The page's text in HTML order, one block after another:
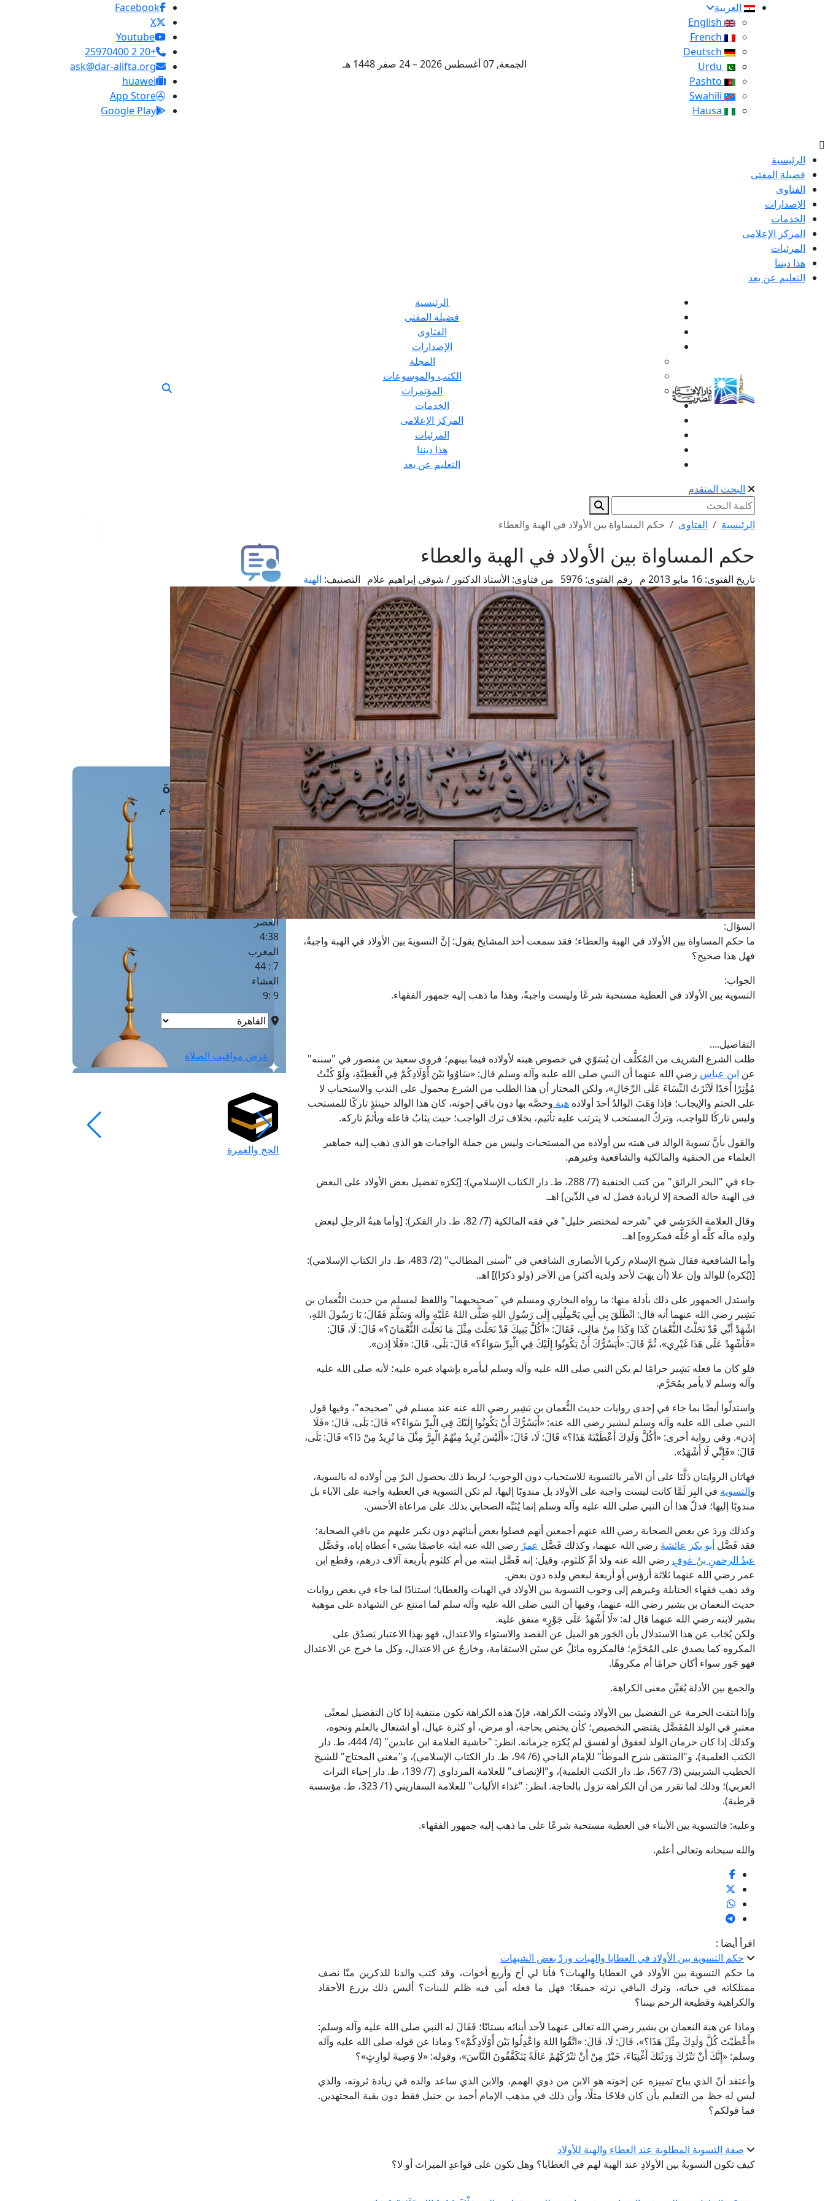
العربية
الجمعة, 07 أغسطس 2026 – 24 صفر 1448 هـ
Facebook
X
Youtube
+20 2 25970400
ask@dar-alifta.org
huawei
App Store
Google Play
الرئيسية
فضيلة المفتى
الفتاوى
الإصدارات
الخدمات
المركز الإعلامى
المرئيات
هذا ديننا
التعليم عن بعد
الرئيسية
فضيلة المفتى
الفتاوى
الإصدارات
المجلة
الكتب والموسوعات
المؤتمرات
الخدمات
المركز الإعلامى
المرئيات
هذا ديننا
التعليم عن بعد
البحث المتقدم
الرئيسية الفتاوى حكم المساواة بين الأولاد في الهبة والعطاء
حكم المساواة بين الأولاد في الهبة والعطاء
تاريخ الفتوى: رقم الفتوى: من فتاوى: الأستاذ الدكتور / شوقي إبراهيم علام التصنيف: الهبة
السؤال:
ما حكم المساواة بين الأولاد في الهبة والعطاء؛ فقد سمعت أحد المشايخ يقول: إنَّ التسويةَ بين الأولاد في الهبة واجبةٌ،
فهل هذا صحيح؟
الجواب:
التسوية بين الأولاد في العطية مستحبة شرعًا وليست واجبةً، وهذا ما ذهب إليه جمهور الفقهاء.
التفاصيل....
طلب الشرع الشريف من المُكلَّف أن يُسَوّي في خصوص هبته لأولاده فيما بينهم؛ فروى سعيد بن منصور في "سننه"
عن ابن عباس رضي الله عنهما أن النبي صلى الله عليه وآله وسلم قال: «سَاوُوا بَيْنَ أَوْلَادِكُمْ فِي الْعَطِيَّةِ، وَلَوْ كُنْتُ
مُؤْثِرًا أَحَدًا لَآثَرْتُ النِّسَاءَ عَلَى الرِّجَالِ»، ولكن المختار أن هذا الطلب من الشرع محمول على الندب والاستحباب لا
على الحتم والإيجاب؛ فإذا وَهَبَ الوالدُ أحدَ أولاده هبة وخصَّه بها دون باقي إخوته، كان هذا الوالد حينئذٍ تاركًا للمستحب
وليس تاركًا للواجب، وتركُ المستحب لا يترتب عليه تأثيم، بخلاف ترك الواجب؛ حيث يثابُ فاعله ويأثمُ تاركه.
والقول بأنَّ تسويةَ الوالد في هبته بين أولاده من المستحبات وليس من جملة الواجبات هو الذي ذهب إليه جماهير
العلماء من الحنفية والمالكية والشافعية وغيرهم.
جاء في "البحر الرائق" من كتب الحنفية (7/ 288، ط. دار الكتاب الإسلامي): [يُكرَه تفضيل بعض الأولاد على البعض
في الهبة حالة الصحة إلا لزيادة فضل له في الدِّين] اهـ.
وقال العلامة الخَرَشي في "شرحه لمختصر خليل" في فقه المالكية (7/ 82، ط. دار الفكر): [وأما هبةُ الرجلِ لبعض
ولدِه مالَه كلَّه أو جُلَّه فمكروه] اهـ.
وأما الشافعية فقال شيخ الإسلام زكريا الأنصاري الشافعي في "أسنى المطالب" (2/ 483، ط. دار الكتاب الإسلامي):
[(يُكره) للوالد وإن علا (أن يهَبَ لأحد ولديه أكثر) من الآخر (ولو ذكرًا)] اهـ.
واستدل الجمهور على ذلك بأدلة منها: ما رواه البخاري ومسلم في "صحيحيهما" واللفظ لمسلم من حديث النُّعمان بن
بَشِير رضي الله عنهما أنه قال: انْطَلَقَ بِي أَبِي يَحْمِلُنِي إِلَى رَسُولِ اللهِ صَلَّى اللهُ عَلَيْهِ وآله وَسَلَّمَ فَقَالَ: يَا رَسُولَ اللهِ،
اشْهَدْ أَنِّي قَدْ نَحَلْتُ النُّعْمَانَ كَذَا وَكَذَا مِنْ مَالِي، فَقَالَ: «أَكُلَّ بَنِيكَ قَدْ نَحَلْتَ مِثْلَ مَا نَحَلْتَ النُّعْمَانَ؟» قَالَ: لَا، قَالَ:
«فَأَشْهِدْ عَلَى هَذَا غَيْرِي»، ثُمَّ قَالَ: «أَيَسُرُّكَ أَنْ يَكُونُوا إِلَيْكَ فِي الْبِرِّ سَوَاءً؟» قَالَ: بَلَى، قَالَ: «فَلَا إِذن».
فلو كان ما فعله بَشِير حرامًا لم يكن النبي صلى الله عليه وآله وسلم ليأمره بإشهاد غيره عليه؛ لأنه صلى الله عليه
وآله وسلم لا يأمر بمُحَرَّم.
واستدلّوا أيضًا بما جاء في إحدى روايات حديث النُّعمان بن بَشِير رضي الله عنه عند مسلم في "صحيحه"، وفيها قول
النبي صلى الله عليه وآله وسلم لبشير رضي الله عنه: «أَيَسُرُّكَ أَنْ يَكُونُوا إِلَيْكَ فِي الْبِرِّ سَوَاءً؟» قَالَ: بَلَى، قَالَ: «فَلَا
إِذن». وفي رواية أخرى: «أَكُلَّ وَلَدِكَ أَعْطَيْتَهُ هَذَا؟» قَالَ: لَا، قَالَ: «أَلَيْسَ تُرِيدُ مِنْهُمُ الْبِرَّ مِثْلَ مَا تُرِيدُ مِنْ ذَا؟» قَالَ: بَلَى،
قَالَ: «فَإِنِّي لَا أَشْهَدُ».
فهاتان الروايتان دَلَّتَا على أن الأمر بالتسوية للاستحباب دون الوجوب؛ لربط ذلك بحصول البرّ مِن أولاده له بالسوية،
والتسوية في البِر لَمَّا كانت ليست واجبة على الأولاد بل مندوبًا إليها، لم تكن التسوية في العطية واجبة على الآباء بل
مندوبًا إليها؛ فدلّ هذا أن النبي صلى الله عليه وآله وسلم إنما يُنَبِّه الصحابي بذلك على مراعاة الأحسن.
وكذلك وردَ عن بعض الصحابة رضي الله عنهم أجمعين أنهم فضلوا بعض أبنائهم دون نكير عليهم من باقي الصحابة؛
فقد فَضَّل أبو بكر عائشةَ رضي الله عنهما، وكذلك فَضَّل عمرُ رضي الله عنه ابنَه عاصمًا بشيء أعطاه إياه، وفَضَّل
عبدُ الرحمنِ بنُ عوفٍ رضي الله عنه ولدَ أمِّ كلثوم، وقيل: إنه فَضَّل ابنته من أم كلثوم بأربعة آلاف درهم، وقطع ابن
عمر رضي الله عنهما ثلاثة أرؤس أو أربعة لبعض ولده دون بعض.
وقد ذهب فقهاء الحنابلة وغيرهم إلى وجوب التسوية بين الأولاد في الهبات والعطايا؛ استنادًا لما جاء في بعض روايات
حديث النعمان بن بشير رضي الله عنهما، وفيها أن النبي صلى الله عليه وآله سلم لما امتنع عن الشهادة على موهبة
بشير لابنه رضي الله عنهما قال له: «لَا أَشْهَدُ عَلَى جَوْرٍ» متفق عليه.
ولكن يُجَاب عن هذا الاستدلال بأن الجَور هو الميل عن القصد والاستواء والاعتدال، فهو بهذا الاعتبار يَصدُق على
المكروه كما يصدق على المُحَرَّم؛ فالمكروه مائلٌ عن سنَن الاستقامة، وخارجٌ عن الاعتدال، وكل ما خرج عن الاعتدال
فهو جَور سواء أكان حرامًا أم مكروهًا.
والجمع بين الأدلة يُعَيِّن معنى الكراهة.
وإذا انتفت الحرمة عن التفضيل بين الأولاد وثبتت الكراهة، فإنّ هذه الكراهة تكون منتفية إذا كان التفضيل لمعنًى
معتبرٍ في الولد المُفَضَّل يقتضي التخصيص؛ كأن يختص بحاجة، أو مرض، أو كثرة عيال، أو اشتغال بالعلم ونحوه،
وكذلك إذا كان حرمان الولد لعقوق أو لفسق لم يُكرَه حِرمانه. انظر: "حاشية العلامة ابن عابدين" (4/ 444، ط. دار
الكتب العلمية)، و"المنتقى شرح الموطأ" للإمام الباجي (6/ 94، ط. دار الكتاب الإسلامي)، و"مغني المحتاج" للشيخ
الخطيب الشربيني (3/ 567، ط. دار الكتب العلمية)، و"الإنصاف" للعلامة المرداوي (7/ 139، ط. دار إحياء التراث
العربي)؛ وذلك لما تقرر من أن الكراهة تزول بالحاجة. انظر: "غذاء الألباب" للعلامة السفاريني (1/ 323، ط. مؤسسة
قرطبة).
وعليه: فالتسوية بين الأبناء في العطية مستحبة شرعًا على ما ذهب إليه جمهور الفقهاء.
والله سبحانه وتعالى أعلم.
اقرأ أيضا :
حكم التسوية بين الأولاد في العطايا والهبات وردّ بعض الشبهات
ما حكم التسوية بين الأولاد في العطايا والهبات؟ فأنا لي أخ وأربع أخوات، وقد كتب والدنا للذكرين منّا نصف
ممتلكاته في حياته، وترك الباقي نرثه جميعًا؛ فهل ما فعله أبي فيه ظلم للبنات؟ أليس ذلك يزرع الأحقاد
والكراهية وقطيعة الرحم بيننا؟
وماذا عن هبة النعمان بن بشير رضي الله تعالى عنهما لأحد أبنائه بستانًا؛ فَقَالَ له النبي صلى الله عليه وآله وسلم:
«أَعْطَيْتَ كُلَّ وَلَدِكَ مِثْلَ هَذَا؟»، قَالَ: لَا، قَالَ: «اتَّقُوا اللهَ وَاعْدِلُوا بَيْنَ أَوْلَادِكُمْ»؟ وماذا عن قوله صلى الله عليه وآله
وسلم: «إِنَّكَ أَنْ تَتْرُكَ وَرَثَتَكَ أَغْنِيَاءَ، خَيْرٌ مِنْ أَنْ تَتْرُكَهُمْ عَالَةً يَتَكَفَّفُونَ النَّاسَ»، وقوله: «لا وَصِيةَ لوارِثٍ»؟
وأعتقد أنّ الذي يباح تمييزه عن إخوته هو الابن من ذوي الهمم، والابن الذي ساعد والده في زيادة ثروته، والذي
ليس له حظ من التعليم بأن كان فلاحًا مثلًا، وأن ذلك في مذهب الإمام أحمد بن حنبل فقط دون بقية المجتهدين.
فما قولكم؟
صفة التسوية المطلوبة عند العطاء والهبة للأولاد
كيف تكون التسويةُ بين الأولادِ عند الهبة لهم في العطايا؟ وهل تكون على قواعدِ الميراث أو لا؟
طلب فتوى
استعلام عن فتوى
حجز موعد
الفتوى الهاتفية
مَواقِيتُ الصَّـــلاة
القاهرة · 07 أغسطس 2026 م
الفجر
4 :41
الشروق
6 :17
الظهر
العصر
4:38
المغرب
7 : 44
العشاء
9 :9
عرض مواقيت الصلاة
الحج والعمرة